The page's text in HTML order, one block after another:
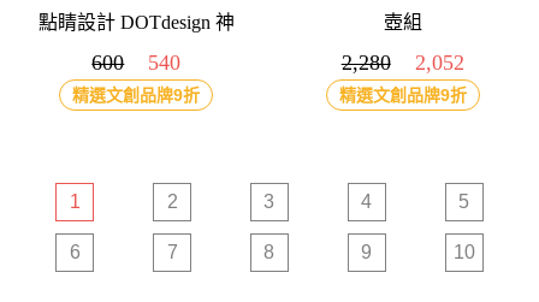
點睛設計 DOTdesign 神
獸杯-獓狠（冬）
600 540
精選文創品牌9折
壺組
2,280 2,052
精選文創品牌9折
1 2 3 4 5
6 7 8 9 10